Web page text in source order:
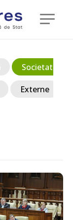
Societate
Externe